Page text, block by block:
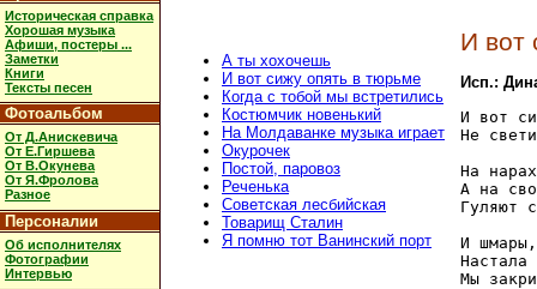
Историческая справка
Хорошая музыка
Афиши, постеры ...
Заметки
Книги
Тексты песен
Фотоальбом
От Д.Анискевича
От Е.Гиршева
От В.Окунева
От Я.Фролова
Разное
Персоналии
Об исполнителях
Фотографии
Интервью
А ты хохочешь
И вот сижу опять в тюрьме
Когда с тобой мы встретились
Костюмчик новенький
На Молдаванке музыка играет
Окурочек
Постой, паровоз
Реченька
Советская лесбийская
Товарищ Сталин
Я помню тот Ванинский порт
И вот
Исп.:
И вот
Не
На
А на
Гуляют
И
Мы